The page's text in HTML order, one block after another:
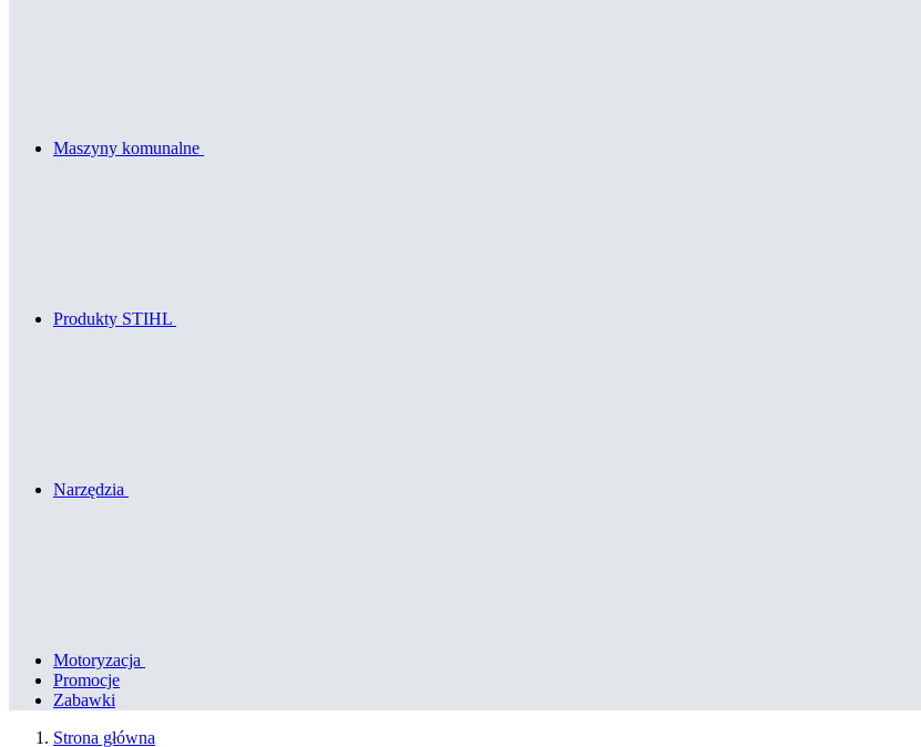
Maszyny komunalne
Produkty STIHL
Narzędzia
Motoryzacja
Promocje
Zabawki
Strona główna